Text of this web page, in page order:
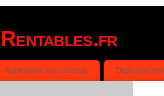
Rentables.fr
DÉPENSER MOINS, GAGNER PLUS
Augmenter ses revenus Dépenser